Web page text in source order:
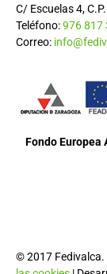
C/ Escuelas 4,
Teléfono:976 817
Correo:
Fondo Europea
© 2017 Fedivalca.